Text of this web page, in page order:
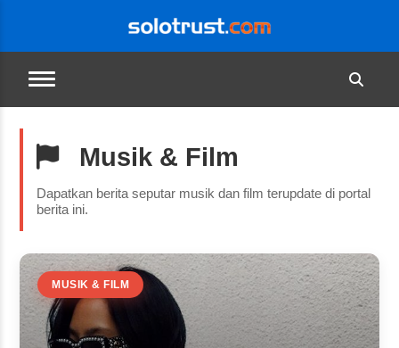
Musik & Film
Dapatkan berita seputar musik dan film terupdate di portal
berita ini.
MUSIK & FILM